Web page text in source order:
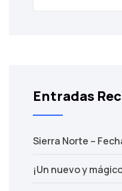
Entradas
Sierra Norte –
¡Un nuevo y